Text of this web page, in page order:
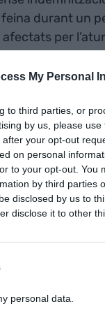
My Personal
to third parties, or
by us, please
your opt-out
on personal
to your opt-out. You
by third parties
disclosed by us to
disclose it to other
personal data.
durant un
per
del coronavirus,
camps
de collita.
els anomenats